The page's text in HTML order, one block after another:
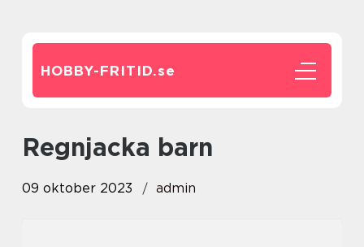
HOBBY-FRITID.se
regnjacka barn
09 oktober 2023 admin